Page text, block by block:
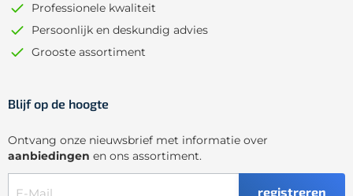
Professionele kwaliteit
Persoonlijk en deskundig advies
Grooste assortiment
Blijf op de hoogte
Ontvang onze nieuwsbrief met informatie over
aanbiedingen en ons assortiment.
registreren